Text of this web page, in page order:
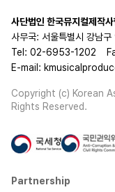
사단법인 한국뮤지컬제작
사무국: 서울특별시 강남
Tel: 02-6953-1202
E-mail:
Copyright (c) Korean
Rights Reserved.
Partnership